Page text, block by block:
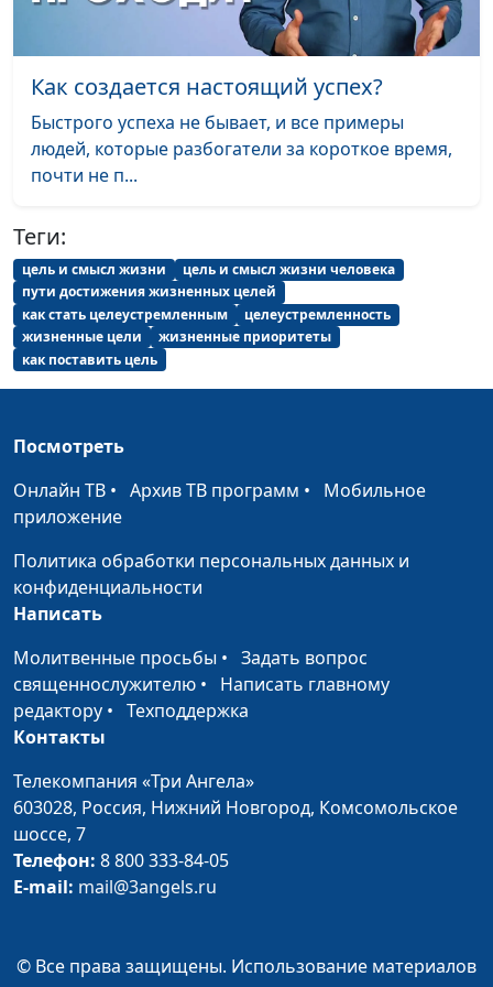
счастливы?
Максим Каминский,
священнослужитель
Где справедливость?
Андрей Юнак,
Максим Каминский,
священнослужитель
Откуда в нас вера?
Как победить страх?
Андрей Юнак,
Максим Каминский,
священнослужитель
Какой будет жизнь на
небесах?
Христа?
Максим Каминский,
Бизнес и христианство -
совместимы ли?
Андрей Юнак, Вадим
ГТО, руководитель
социального цетра
Счастливое детство -
какое оно?
священнослужитель,
Наказывать ли своего Андрей Юнак, Вадим #561
Как создается настоящий успех?
Быстрого успеха не бывает, и все примеры
людей, которые разбогатели за короткое время,
почти не п...
Теги:
цель и смысл жизни
цель и смысл жизни человека
пути достижения жизненных целей
как стать целеустремленным
целеустремленность
жизненные цели
жизненные приоритеты
как поставить цель
Посмотреть
Онлайн ТВ • Архив ТВ программ • Мобильное
приложение
Политика обработки персональных данных и
конфиденциальности
Написать
Молитвенные просьбы • Задать вопрос
священнослужителю • Написать главному
редактору • Техподдержка
Контакты
Телекомпания «Три Ангела»
603028, Россия, Нижний Новгород, Комсомольское
шоссе, 7
Телефон: 8 800 333-84-05
E-mail: mail@3angels.ru
© Все права защищены. Использование материалов